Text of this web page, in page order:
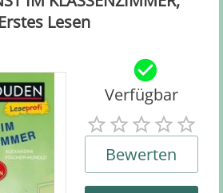
Erstes Lesen
Verfügbar
Bewerten